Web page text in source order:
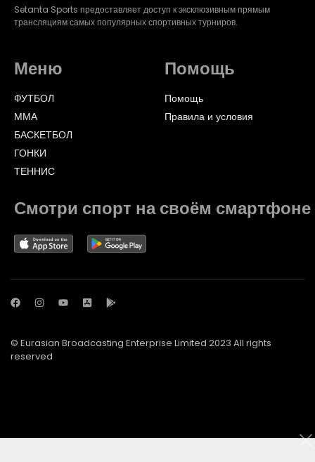
Setanta Sports предоставляет доступ к эксклюзивным прямым
трансляциям самых популярных спортивных турниров.
Меню
ФУТБОЛ
ММА
БАСКЕТБОЛ
ГОНКИ
ТЕННИС
Помощь
Помощь
Правила и условия
Смотри спорт на своём смартфоне
© Eurasian Broadcasting Enterprise Limited 2023 All rights
reserved